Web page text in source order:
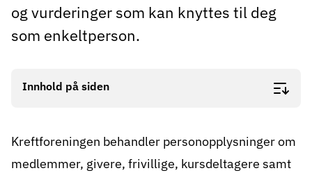
og vurderinger som kan knyttes til deg
som enkeltperson.
Innhold på siden
Kreftforeningen behandler personopplysninger om
medlemmer, givere, frivillige, kursdeltagere samt